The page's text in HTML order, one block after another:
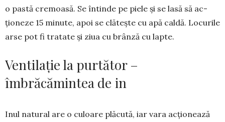
o pastă cre­moasă. Se întinde pe piele și se lasă să ac­
ționeze 15 minute, apoi se clătește cu apă caldă. Locurile
arse pot fi tratate și ziua cu brânză cu lapte.
Ventilație la purtător –
îmbrăcămintea de in
Inul natural are o culoare plă­cută, iar vara acționează